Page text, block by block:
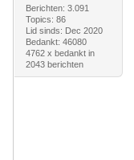
Berichten: 3.091
Topics: 86
Lid sinds: Dec 2020
Bedankt: 46080
4762 x bedankt in
2043 berichten